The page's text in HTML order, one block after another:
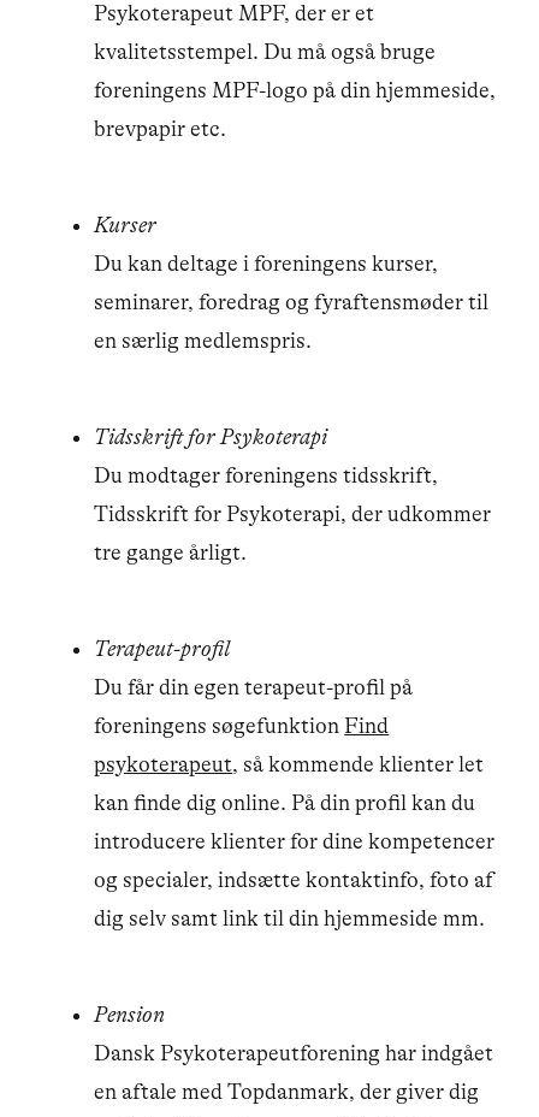
Psykoterapeut MPF, der er et
kvalitetsstempel. Du må også bruge
foreningens MPF-logo på din hjemmeside,
brevpapir etc.
Kurser
Du kan deltage i foreningens kurser,
seminarer, foredrag og fyraftensmøder til
en særlig medlemspris.
Tidsskrift for Psykoterapi
Du modtager foreningens tidsskrift,
Tidsskrift for Psykoterapi, der udkommer
tre gange årligt.
Terapeut-profil
Du får din egen terapeut-profil på
foreningens søgefunktion Find
psykoterapeut, så kommende klienter let
kan finde dig online. På din profil kan du
introducere klienter for dine kompetencer
og specialer, indsætte kontaktinfo, foto af
dig selv samt link til din hjemmeside mm.
Pension
Dansk Psykoterapeutforening har indgået
en aftale med Topdanmark, der giver dig